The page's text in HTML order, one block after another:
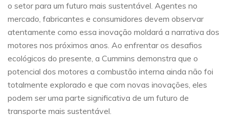
o setor para um futuro mais sustentável. Agentes no
mercado, fabricantes e consumidores devem observar
atentamente como essa inovação moldará a narrativa dos
motores nos próximos anos. Ao enfrentar os desafios
ecológicos do presente, a Cummins demonstra que o
potencial dos motores a combustão interna ainda não foi
totalmente explorado e que com novas inovações, eles
podem ser uma parte significativa de um futuro de
transporte mais sustentável.